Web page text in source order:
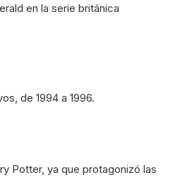
en la serie británica
de 1994 a 1996.
Potter, ya que protagonizó las